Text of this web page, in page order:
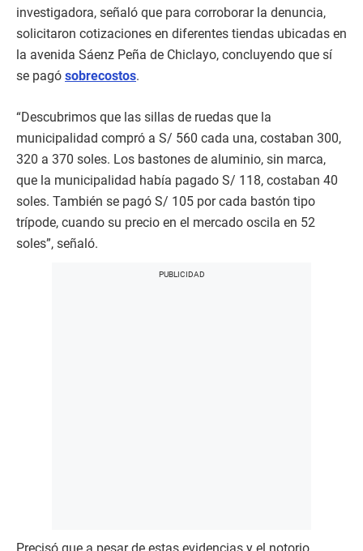
investigadora, señaló que para corroborar la denuncia,
solicitaron cotizaciones en diferentes tiendas ubicadas en
la avenida Sáenz Peña de Chiclayo, concluyendo que sí
se pagó sobrecostos.
“Descubrimos que las sillas de ruedas que la
municipalidad compró a S/ 560 cada una, costaban 300,
320 a 370 soles. Los bastones de aluminio, sin marca,
que la municipalidad había pagado S/ 118, costaban 40
soles. También se pagó S/ 105 por cada bastón tipo
trípode, cuando su precio en el mercado oscila en 52
soles”, señaló.
Precisó que a pesar de estas evidencias y el notorio